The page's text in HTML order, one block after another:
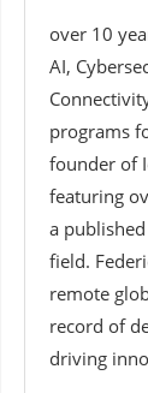
over 10
AI,
programs
founder of
featuring
a
field.
remote
record of
driving